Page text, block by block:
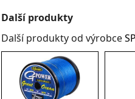
Další produkty
Další produkty od výrobce